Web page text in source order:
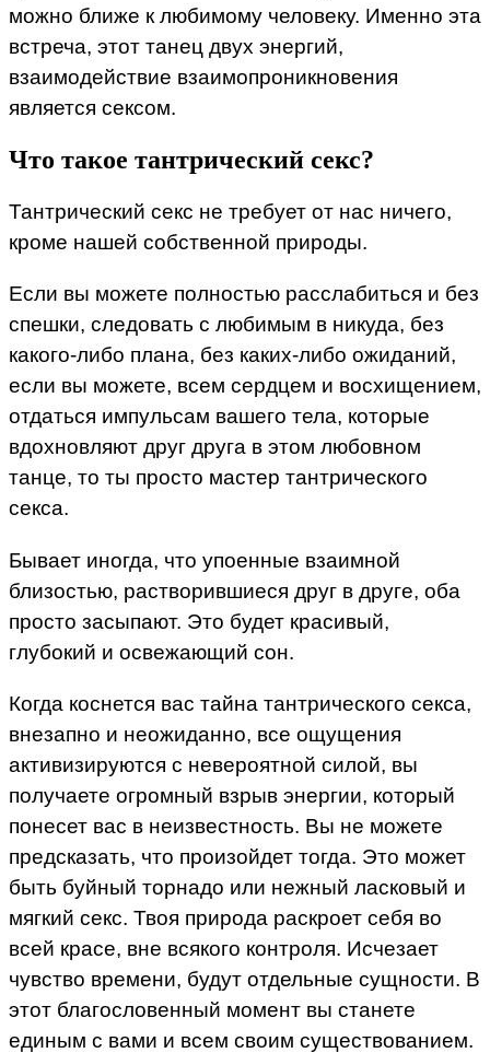
можно ближе к любимому человеку. Именно эта
встреча, этот танец двух энергий,
взаимодействие взаимопроникновения
является сексом.
Что такое тантрический секс?
Тантрический секс не требует от нас ничего,
кроме нашей собственной природы.
Если вы можете полностью расслабиться и без
спешки, следовать с любимым в никуда, без
какого-либо плана, без каких-либо ожиданий,
если вы можете, всем сердцем и восхищением,
отдаться импульсам вашего тела, которые
вдохновляют друг друга в этом любовном
танце, то ты просто мастер тантрического
секса.
Бывает иногда, что упоенные взаимной
близостью, растворившиеся друг в друге, оба
просто засыпают. Это будет красивый,
глубокий и освежающий сон.
Когда коснется вас тайна тантрического секса,
внезапно и неожиданно, все ощущения
активизируются с невероятной силой, вы
получаете огромный взрыв энергии, который
понесет вас в неизвестность. Вы не можете
предсказать, что произойдет тогда. Это может
быть буйный торнадо или нежный ласковый и
мягкий секс. Твоя природа раскроет себя во
всей красе, вне всякого контроля. Исчезает
чувство времени, будут отдельные сущности. В
этот благословенный момент вы станете
единым с вами и всем своим существованием.